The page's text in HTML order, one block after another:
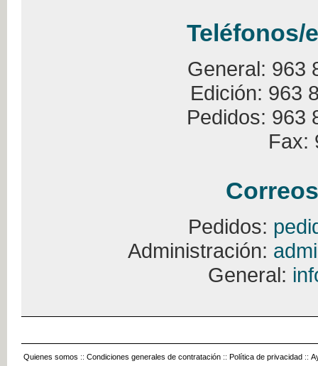
Teléfonos/
General: 963
Edición: 963
Pedidos: 963
Fax:
Pedidos:
Administración:
General:
Quienes somos :: Condiciones generales de contratación :: Política de privacidad ::